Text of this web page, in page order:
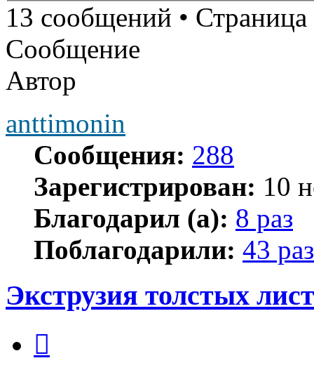
13 сообщений • Страница
Сообщение
Автор
anttimonin
Сообщения: 288
Зарегистрирован: 10
Благодарил (а): 8 раз
Поблагодарили: 43
Экструзия толстых